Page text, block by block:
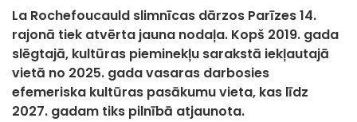
La Rochefoucauld slimnīcas dārzos Parīzes 14.
rajonā tiek atvērta jauna nodaļa. Kopš 2019. gada
slēgtajā, kultūras pieminekļu sarakstā iekļautajā
vietā no 2025. gada vasaras darbosies
efemeriska kultūras pasākumu vieta, kas līdz
2027. gadam tiks pilnībā atjaunota.